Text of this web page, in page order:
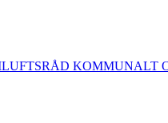
KOMMUNALT